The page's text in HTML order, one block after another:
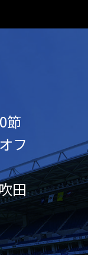
節
フ
田